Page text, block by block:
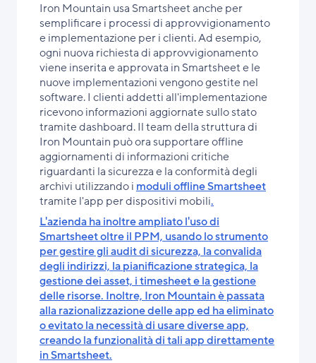
Iron Mountain usa Smartsheet anche per
semplificare i processi di approvvigionamento
e implementazione per i clienti. Ad esempio,
ogni nuova richiesta di approvvigionamento
viene inserita e approvata in Smartsheet e le
nuove implementazioni vengono gestite nel
software. I clienti addetti all'implementazione
ricevono informazioni aggiornate sullo stato
tramite dashboard. Il team della struttura di
Iron Mountain può ora supportare offline
aggiornamenti di informazioni critiche
riguardanti la sicurezza e la conformità degli
archivi utilizzando i moduli offline Smartsheet
tramite l'app per dispositivi mobili.
L'azienda ha inoltre ampliato l'uso di
Smartsheet oltre il PPM, usando lo strumento
per gestire gli audit di sicurezza, la convalida
degli indirizzi, la pianificazione strategica, la
gestione dei asset, i timesheet e la gestione
delle risorse. Inoltre, Iron Mountain è passata
alla razionalizzazione delle app ed ha eliminato
o evitato la necessità di usare diverse app,
creando la funzionalità di tali app direttamente
in Smartsheet.